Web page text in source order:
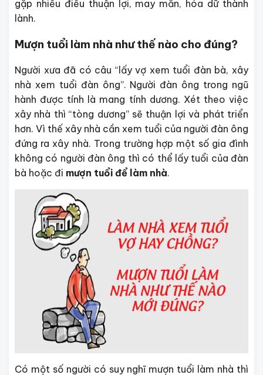
gặp nhiều điều thuận lợi, may mắn, hóa dữ thành
lành.
Mượn tuổi làm nhà như thế nào cho đúng?
Người xưa đã có câu “lấy vợ xem tuổi đàn bà, xây
nhà xem tuổi đàn ông”. Người đàn ông trong ngũ
hành được tính là mang tính dương. Xét theo việc
xây nhà thì “tòng dương” sẽ thuận lợi và phát triển
hơn. Vì thế xây nhà cần xem tuổi của người đàn ông
đứng ra xây nhà. Trong trường hợp một số gia đình
không có người đàn ông thì có thể lấy tuổi của đàn
bà hoặc đi mượn tuổi để làm nhà.
Có một số người có suy nghĩ mượn tuổi làm nhà thì